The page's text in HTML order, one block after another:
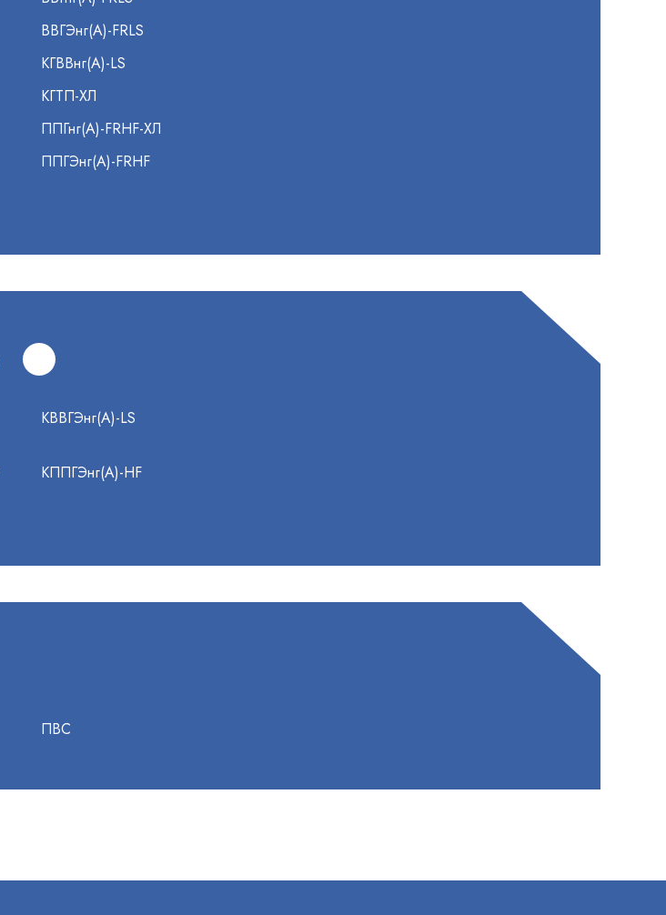
ВВГЭнг(А)-FRLS
КГВВнг(А)-LS
КГТП-ХЛ
ППГнг(А)-FRHF-ХЛ
ППГЭнг(А)-FRHF
КВВГЭнг(А)-LS
КППГЭнг(А)-HF
ПВС